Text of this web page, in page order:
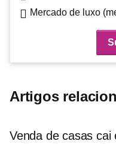
Mercado de luxo
Artigos
Venda de casas